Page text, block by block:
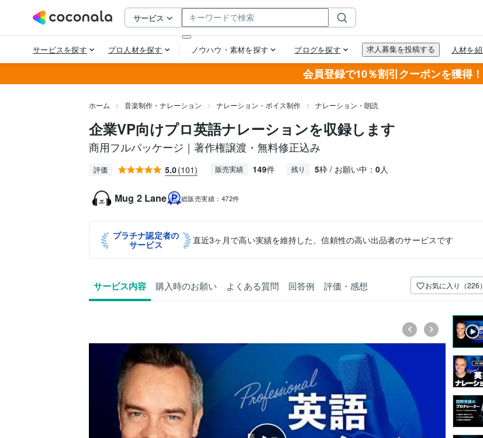
会員登録で10％割引クーポンを獲得！
ホーム 音楽制作・ナレーション ナレーション・ボイス制作 ナレーション・朗読
企業VP向けプロ英語ナレーションを収録します
商用フルパッケージ｜著作権譲渡・無料修正込み
評価 5.0(101) 販売実績 149件 残り 5枠 / お願い中： 0人
Mug 2 Lane 総販売実績： 472件
プラチナ認定者の
サービス
直近3ヶ月で高い実績を維持した、信頼性の高い出品者のサービスです
サービス内容 購入時のお願い よくある質問 回答例 評価・感想 お気に入り（226）